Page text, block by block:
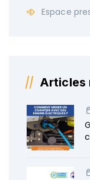
Espace
Articles